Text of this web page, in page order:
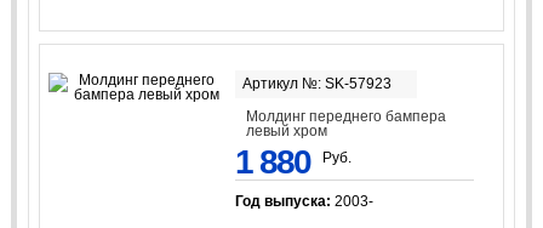
Артикул №: SK-57923
Молдинг переднего бампера
левый хром
1 880 Руб.
Год выпуска: 2003-